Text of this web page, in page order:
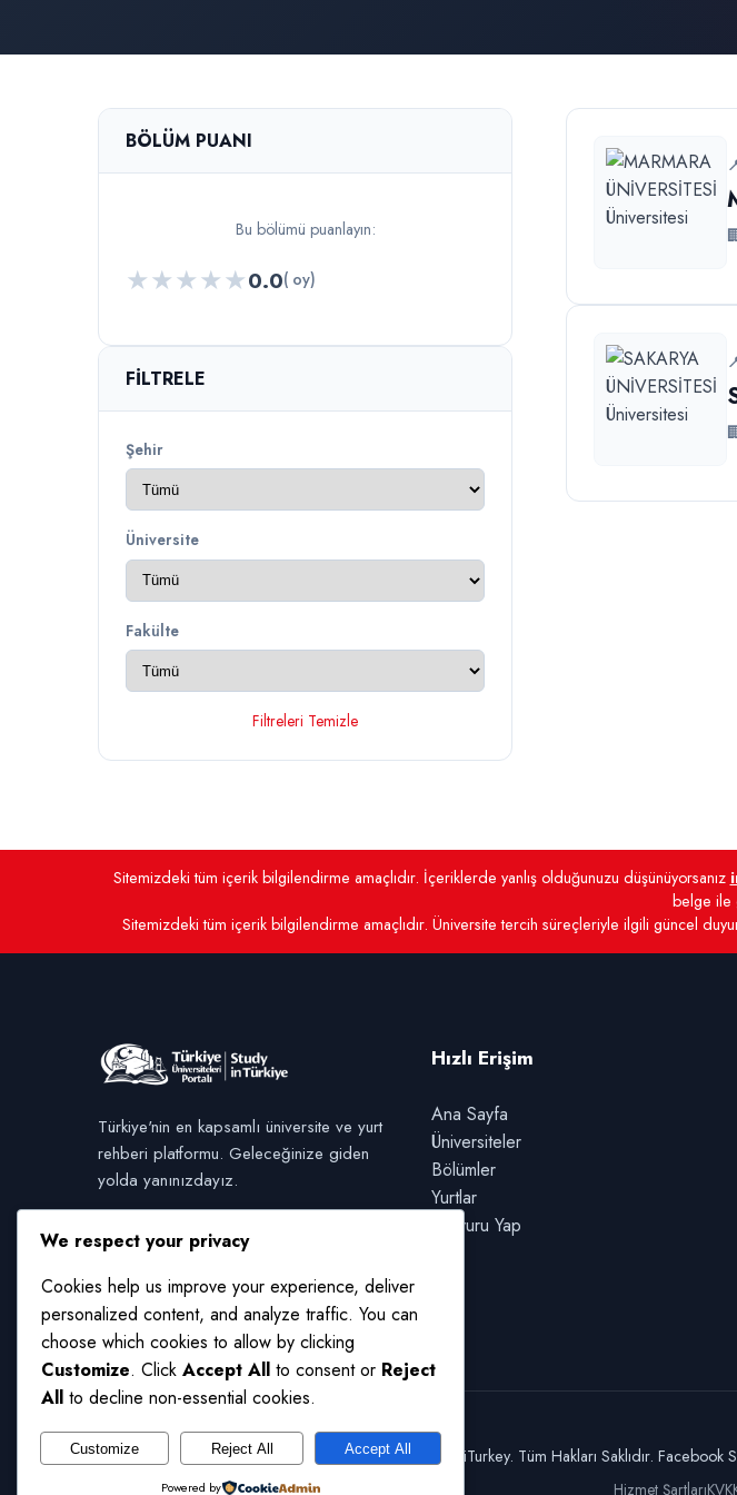
BÖLÜM PUANI
Bu bölümü puanlayın:
★★★★★0.0( oy)
FILTRELE
Şehir
Üniversite
Fakülte
Filtreleri Temizle
Sitemizdeki tüm içerik bilgilendirme amaçlıdır. İçeriklerde yanlış olduğunuzu düşünüyorsanız
belge ile
Sitemizdeki tüm içerik bilgilendirme amaçlıdır. Üniversite tercih süreçleriyle ilgili güncel
Türkiye'nin en kapsamlı üniversite ve yurt
rehberi platformu. Geleceğinize giden
yolda yanınızdayız.
Hızlı Erişim
Ana Sayfa
Üniversiteler
Bölümler
Yurtlar
Başvuru Yap
© 2026 UniTurkey. Tüm Hakları Saklıdır.
Hizmet Şartları
We respect your privacy
Cookies help us improve your experience, deliver
personalized content, and analyze traffic. You can
choose which cookies to allow by clicking
Customize. Click Accept All to consent or Reject
All to decline non-essential cookies.
Customize Reject All Accept All
Powered by